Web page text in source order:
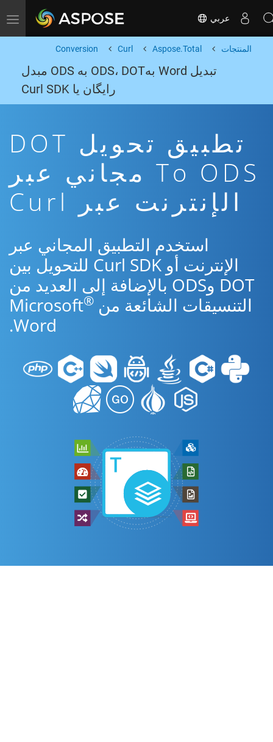
Toggle navigation عربي
المنتجات Aspose.Total
Curl
Conversion
تبدیل Word بهODS، DOT به ODS مبدل
رایگان یا Curl SDK
تطبيق تحويل DOT
To ODS مجاني عبر
الإنترنت عبر Curl
استخدم التطبيق المجاني عبر
الإنترنت أو Curl SDK للتحويل بين
DOT وODS بالإضافة إلى العديد من
التنسيقات الشائعة من Microsoft ®
Word.